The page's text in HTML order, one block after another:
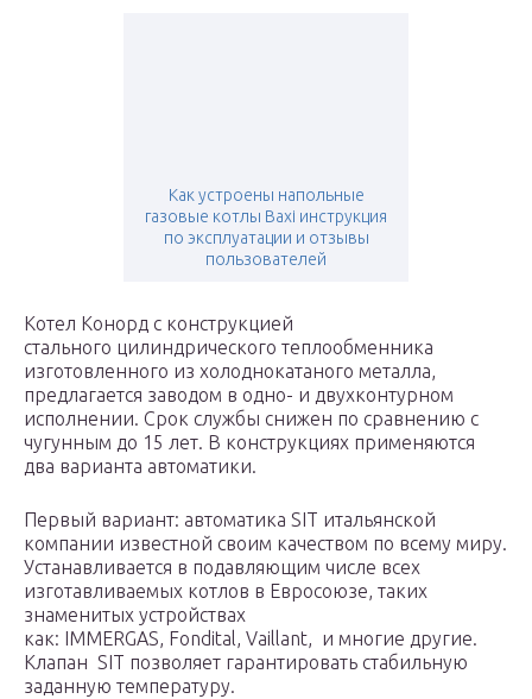
Как устроены напольные
газовые котлы Baxi инструкция
по эксплуатации и отзывы
пользователей
Котел Конорд с конструкцией
стального цилиндрического теплообменника
изготовленного из холоднокатаного металла,
предлагается заводом в одно- и двухконтурном
исполнении. Срок службы снижен по сравнению с
чугунным до 15 лет. В конструкциях применяются
два варианта автоматики.
Первый вариант: автоматика SIT итальянской
компании известной своим качеством по всему миру.
Устанавливается в подавляющим числе всех
изготавливаемых котлов в Евросоюзе, таких
знаменитых устройствах
как: IMMERGAS, Fondital, Vaillant, и многие другие.
Клапан SIT позволяет гарантировать стабильную
заданную температуру.